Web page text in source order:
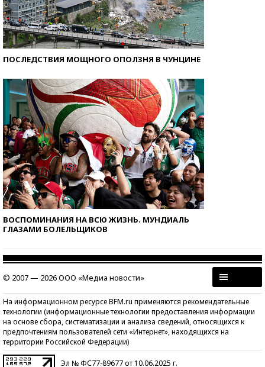
ПОСЛЕДСТВИЯ МОЩНОГО ОПОЛЗНЯ В ЧУНЦИНЕ
ВОСПОМИНАНИЯ НА ВСЮ ЖИЗНЬ. МУНДИАЛЬ
ГЛАЗАМИ БОЛЕЛЬЩИКОВ
© 2007 — 2026 ООО «Медиа новости»
На информационном ресурсе BFM.ru применяются рекомендательные
технологии (информационные технологии предоставления информации
на основе сбора, систематизации и анализа сведений, относящихся к
предпочтениям пользователей сети «Интернет», находящихся на
территории Российской Федерации)
Эл № ФС77-89677 от 10.06.2025 г.